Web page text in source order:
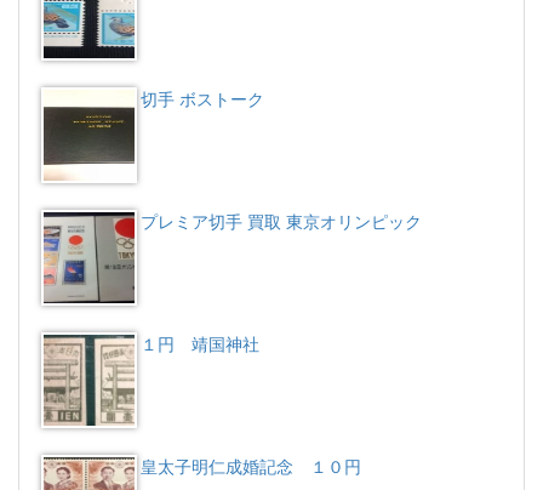
切手 ボストーク
プレミア切手 買取 東京オリンピック
１円 靖国神社
皇太子明仁成婚記念 １０円